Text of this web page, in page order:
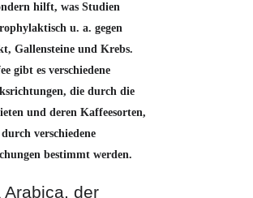
hilft, was Studien
u. a. gegen
Gallensteine und Krebs.
gibt es verschiedene
die durch die
und deren Kaffeesorten,
verschiedene
bestimmt werden.
Arabica, der